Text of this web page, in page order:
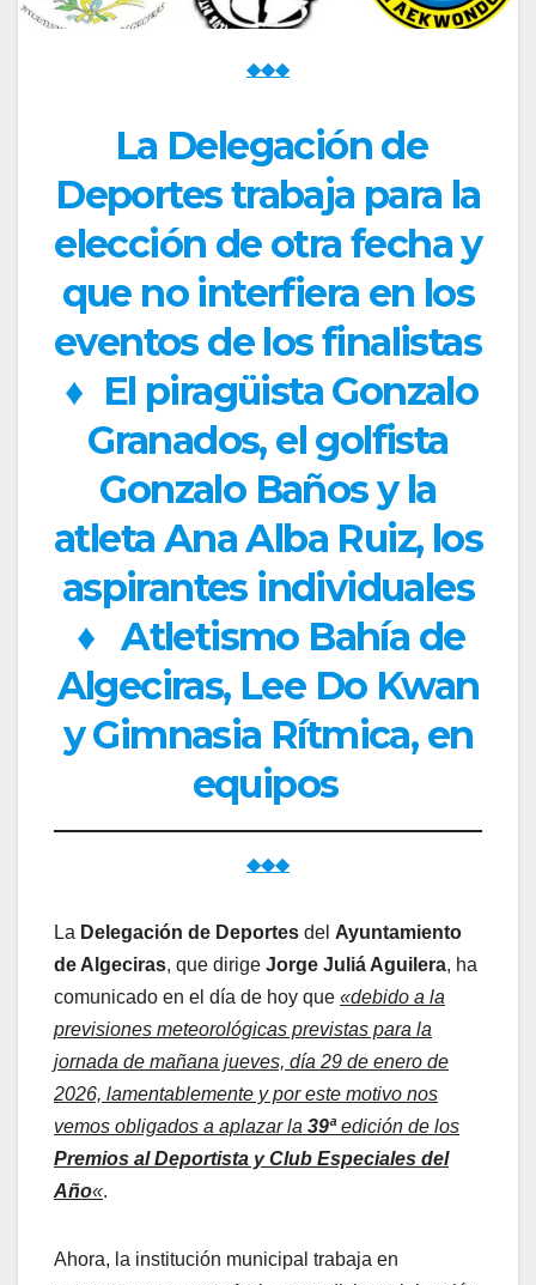
◆◆◆
La Delegación de
Deportes trabaja para la
elección de otra fecha y
que no interfiera en los
eventos de los finalistas
♦ El piragüista Gonzalo
Granados, el golfista
Gonzalo Baños y la
atleta Ana Alba Ruiz, los
aspirantes individuales
♦ Atletismo Bahía de
Algeciras, Lee Do Kwan
y Gimnasia Rítmica, en
equipos
◆◆◆
La Delegación de Deportes del Ayuntamiento
de Algeciras, que dirige Jorge Juliá Aguilera, ha
comunicado en el día de hoy que «debido a la
previsiones meteorológicas previstas para la
jornada de mañana jueves, día 29 de enero de
2026, lamentablemente y por este motivo nos
vemos obligados a aplazar la 39ªedición de los
Premios al Deportista y Club Especiales del
Año«.
Ahora, la institución municipal trabaja en